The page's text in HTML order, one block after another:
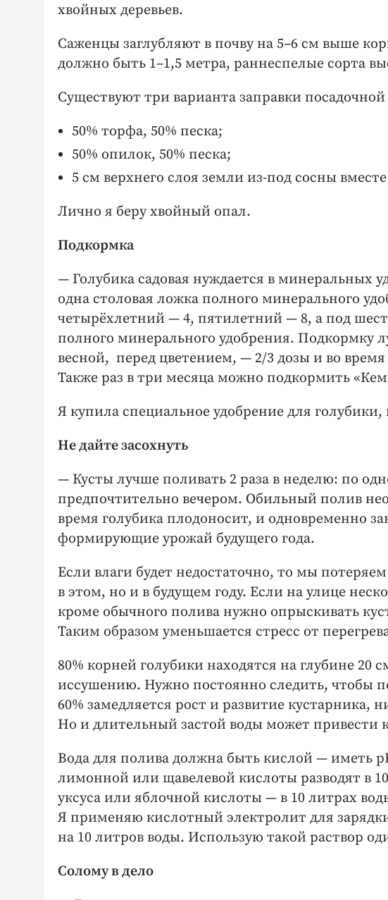
хвойных деревьев.
Саженцы заглубляют в поч­ву на 5–6 см выше
должно быть 1–1,5 метра, раннеспелые сорта
Существуют три варианта заправки
50% торфа, 50% песка;
50% опилок, 50% песка;
5 см верхнего слоя земли из-под сосны
Лично я беру хвойный опал.
Подкормка
— Голубика садовая нуждается в минеральных
одна столовая ложка полного минерального
четырёхлетний — 4, пятилетний — 8, а под
полного минерального удобрения. Подкормку
весной, перед цветением, — 2/3 дозы и во
Также раз в три месяца можно подкормить
Я купила специальное удоб­рение для голубики,
Не дайте засохнуть
— Кусты лучше поливать 2 раза в неделю: по
предпочтительно вечером. Обильный полив
время голубика плодоносит, и одновременно
формирующие урожай будущего года.
Если влаги будет недостаточно, то мы
в этом, но и в будущем году. Если на улице
кроме обычного полива нужно опрыскивать
Таким образом уменьшается стресс от
80% корней голубики находятся на глубине 20
иссушению. Нужно постоянно следить, чтобы
60% замедляется рост и развитие кустарника,
Но и длительный застой воды может привести
Вода для полива должна быть кислой — иметь
лимонной или щавелевой кислоты разводят в
уксуса или яблочной кислоты — в 10 литрах
Я применяю кислотный электролит для
на 10 литров воды. Использую такой раствор
Солому в дело